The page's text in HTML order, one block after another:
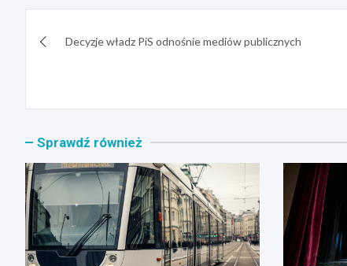
wpisuDecyzje władz PiS odnośnie mediów publicznych
Sprawdź również